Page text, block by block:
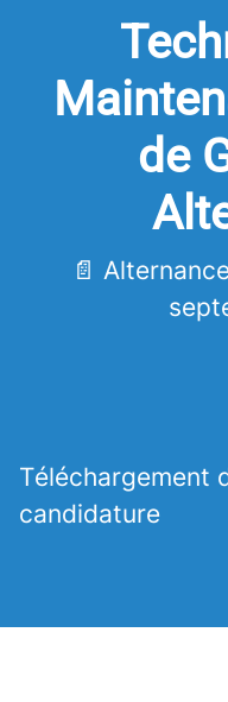
de
📄
Téléchargement
candidature